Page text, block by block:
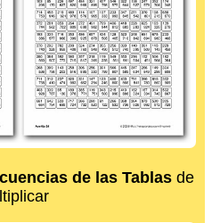
de las Tablasde